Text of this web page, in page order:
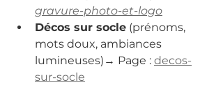
gravure-photo-et-logo
Décos sur socle (prénoms,
mots doux, ambiances
lumineuses)→ Page : decos-
sur-socle